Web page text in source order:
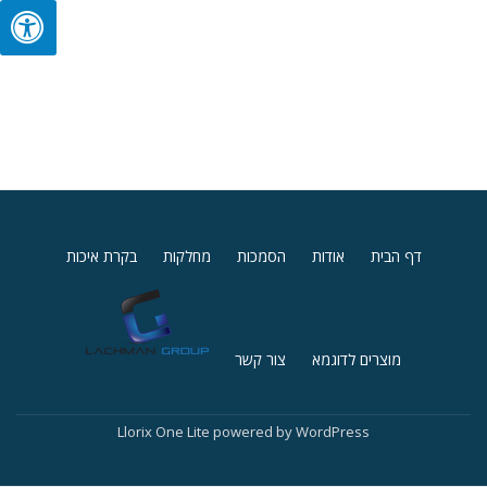
Secondary
דף הבית אודות הסמכות מחלקות בקרת איכות
מוצרים לדוגמא צור קשר
Llorix One Lite powered byWordPress